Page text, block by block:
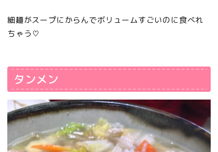
細麺がスープにからんでボリュームすごいのに食べれ
ちゃう♡
タンメン